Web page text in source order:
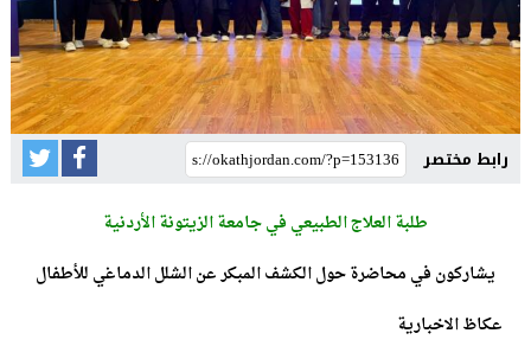
رابط مختصر
طلبة العلاج الطبيعي في جامعة الزيتونة الأردنية
يشاركون في محاضرة حول الكشف المبكر عن الشلل الدماغي للأطفال
عكاظ الاخبارية